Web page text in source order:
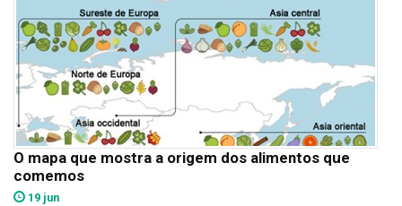
O mapa que mostra a origem dos alimentos que
comemos
19 jun